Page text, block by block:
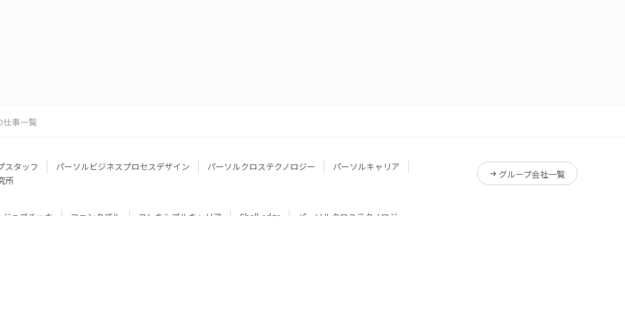
仕事一覧
スタッフ パーソルビジネスプロセスデザイン パーソルクロステクノロジー
パーソルキャリア
所
グループ会社一覧
ジョブチェキ ファンタブル フレキシブルキャリア Chall-edge
パーソルクロステクノロジー